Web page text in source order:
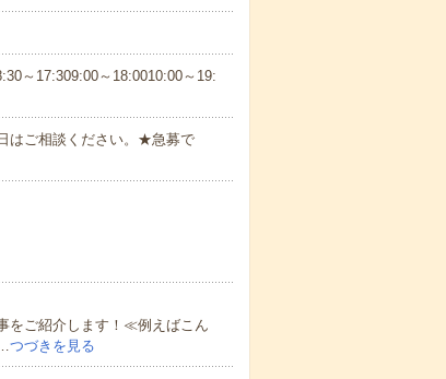
～17:309:00～18:0010:00～19:
はご相談ください。★急募で
をご紹介します！≪例えばこん
つづきを見る